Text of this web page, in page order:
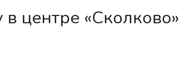
центре «Сколково»